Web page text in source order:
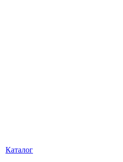
Каталог